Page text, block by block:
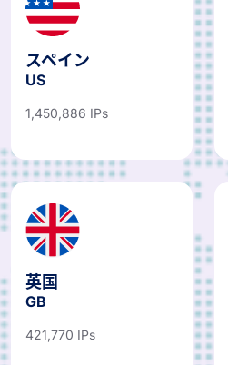
スペイン
US
英国
GB